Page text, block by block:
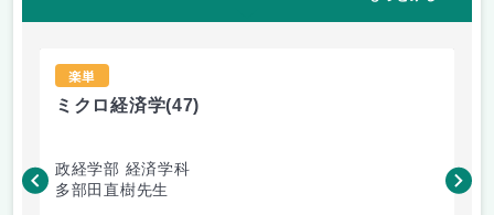
楽単
ミクロ経済学(47)
政経学部 経済学科
多部田直樹先生
小